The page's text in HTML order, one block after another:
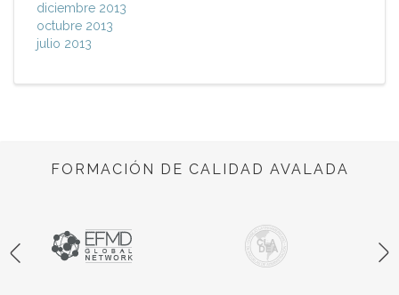
diciembre 2013
octubre 2013
julio 2013
FORMACIÓN DE CALIDAD AVALADA